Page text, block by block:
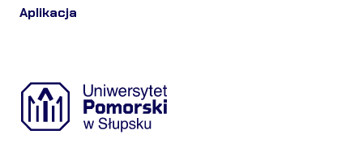
Aplikacja